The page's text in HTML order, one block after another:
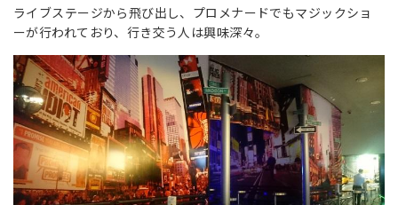
ライブステージから飛び出し、プロメナードでもマジックショ
ーが行われており、行き交う人は興味深々。